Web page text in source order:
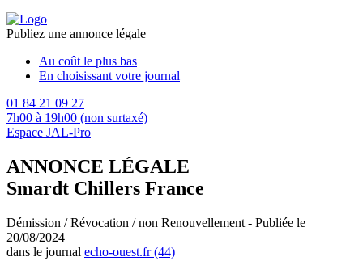
Publiez une annonce légale
Au coût le plus bas
En choisissant votre journal
01 84 21 09 27
7h00 à 19h00 (non surtaxé)
Espace JAL-Pro
ANNONCE LÉGALE
Smardt Chillers France
Démission / Révocation / non Renouvellement - Publiée le
20/08/2024
dans le journal echo-ouest.fr (44)